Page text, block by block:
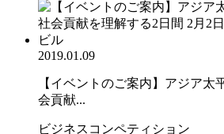
2019.01.09
【イベントのご案内】アジア
会貢献...
ビジネスコンペティション